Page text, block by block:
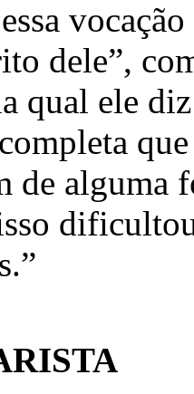
dele”,
qual ele
de alguma